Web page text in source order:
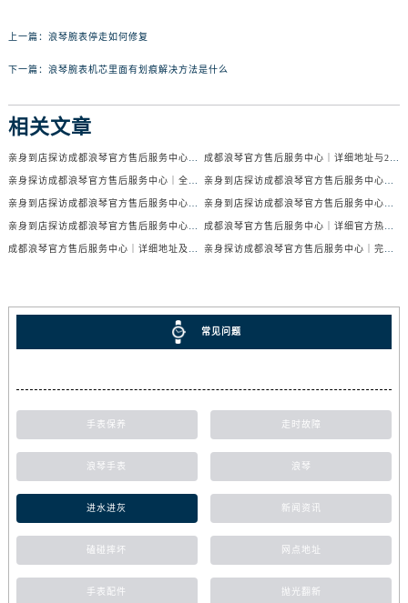
上一篇： 浪琴腕表停走如何修复
下一篇： 浪琴腕表机芯里面有划痕解决方法是什么
相关文章
常见问题
手表保养 走时故障
浪琴手表 浪琴
进水进灰 新闻资讯
磕碰摔坏 网点地址
手表配件 抛光翻新